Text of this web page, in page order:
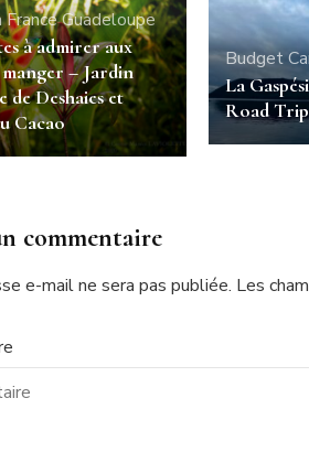
Guadeloupe
à admirer aux
– Jardin
de Deshaies et
Cacao
Budget
La
Road Trip
commentaire
e-mail ne sera pas publiée. Les